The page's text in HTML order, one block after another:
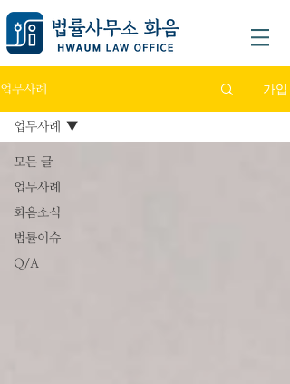
업무사례 가입
모든 글
업무사례
화음소식
법률이슈
Q/A
업무사례